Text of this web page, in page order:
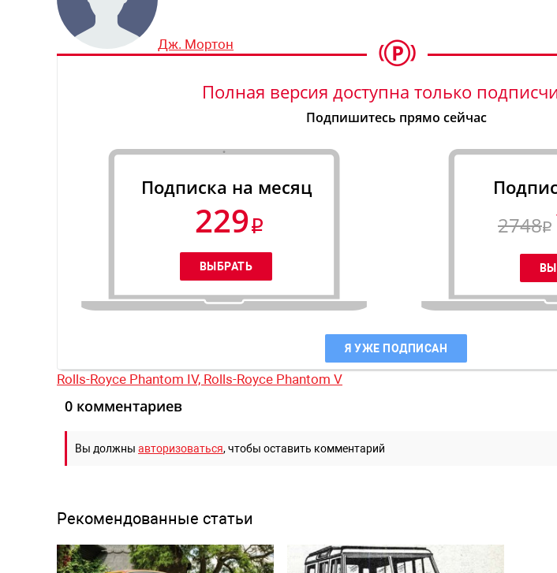
Дж. Мортон
Полная версия доступна только
Подпишитесь прямо сейчас
Подписка на месяц
229 2748
Я УЖЕ ПОДПИСАН
Rolls-Royce Phantom IV, Rolls-Royce Phantom V
0 комментариев
Вы должны авторизоваться, чтобы оставить комментарий
Рекомендованные статьи